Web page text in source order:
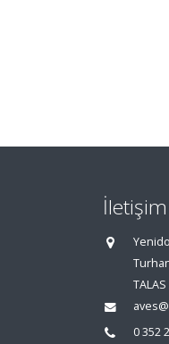
TALAS
0 352